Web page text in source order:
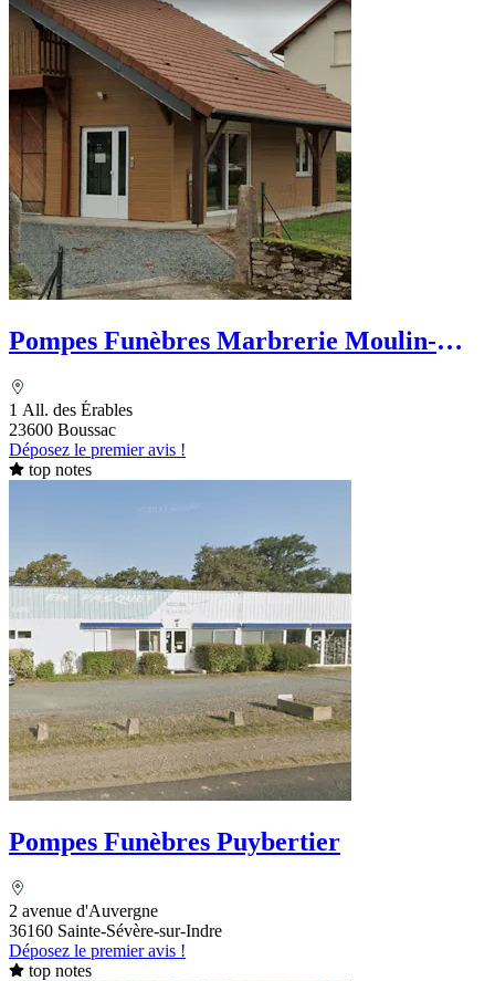
Pompes Funèbres Marbrerie Moulin-
1 All. des Érables
23600 Boussac
Déposez le premier avis !
top notes
Pompes Funèbres Puybertier
2 avenue d'Auvergne
36160 Sainte-Sévère-sur-Indre
Déposez le premier avis !
top notes